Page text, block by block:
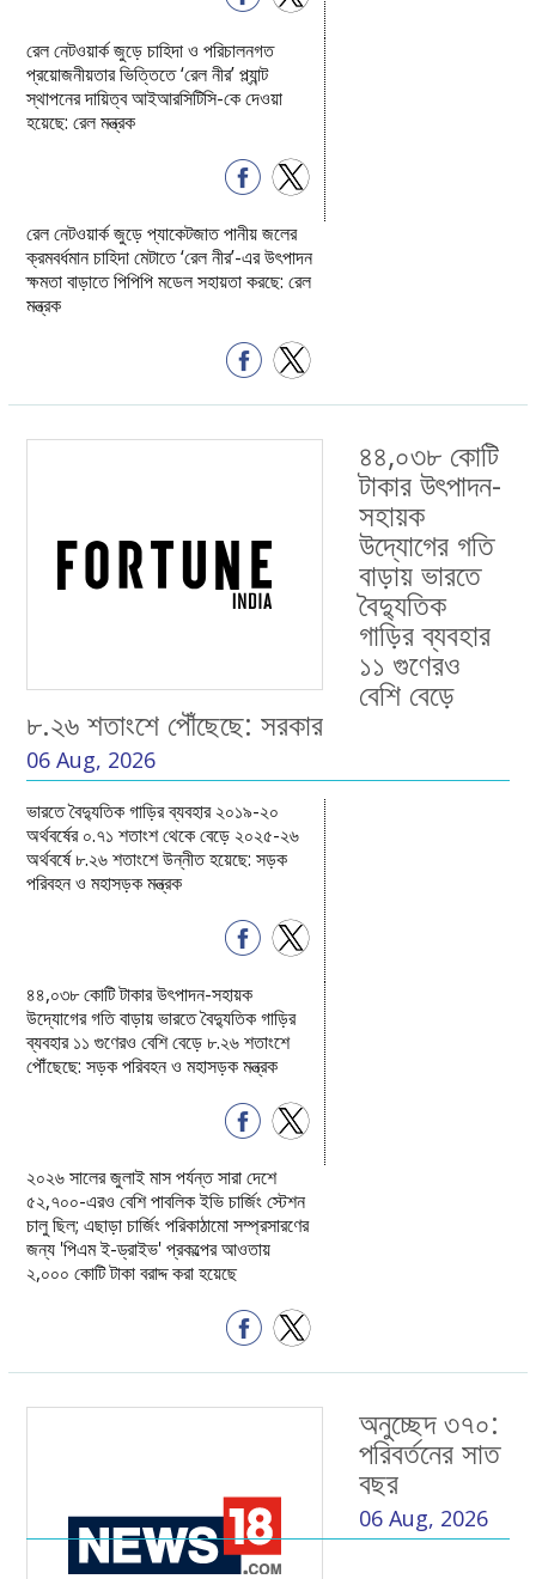
রেল নেটওয়ার্ক জুড়ে চাহিদা ও পরিচালনগত
প্রয়োজনীয়তার ভিত্তিতে ‘রেল নীর’ প্ল্যান্ট
স্থাপনের দায়িত্ব আইআরসিটিসি-কে দেওয়া
হয়েছে: রেল মন্ত্রক
রেল নেটওয়ার্ক জুড়ে প্যাকেটজাত পানীয় জলের
ক্রমবর্ধমান চাহিদা মেটাতে ‘রেল নীর’-এর উৎপাদন
ক্ষমতা বাড়াতে পিপিপি মডেল সহায়তা করছে: রেল
মন্ত্রক
৪৪,০৩৮ কোটি
টাকার উৎপাদন-
সহায়ক
উদ্যোগের গতি
বাড়ায় ভারতে
বৈদ্যুতিক
গাড়ির ব্যবহার
১১ গুণেরও
বেশি বেড়ে
৮.২৬ শতাংশে পৌঁছেছে: সরকার
06 Aug, 2026
ভারতে বৈদ্যুতিক গাড়ির ব্যবহার ২০১৯-২০
অর্থবর্ষের ০.৭১ শতাংশ থেকে বেড়ে ২০২৫-২৬
অর্থবর্ষে ৮.২৬ শতাংশে উন্নীত হয়েছে: সড়ক
পরিবহন ও মহাসড়ক মন্ত্রক
৪৪,০৩৮ কোটি টাকার উৎপাদন-সহায়ক
উদ্যোগের গতি বাড়ায় ভারতে বৈদ্যুতিক গাড়ির
ব্যবহার ১১ গুণেরও বেশি বেড়ে ৮.২৬ শতাংশে
পৌঁছেছে: সড়ক পরিবহন ও মহাসড়ক মন্ত্রক
২০২৬ সালের জুলাই মাস পর্যন্ত সারা দেশে
৫২,৭০০-এরও বেশি পাবলিক ইভি চার্জিং স্টেশন
চালু ছিল; এছাড়া চার্জিং পরিকাঠামো সম্প্রসারণের
জন্য 'পিএম ই-ড্রাইভ' প্রকল্পের আওতায়
২,০০০ কোটি টাকা বরাদ্দ করা হয়েছে
অনুচ্ছেদ ৩৭০:
পরিবর্তনের সাত
বছর
06 Aug, 2026